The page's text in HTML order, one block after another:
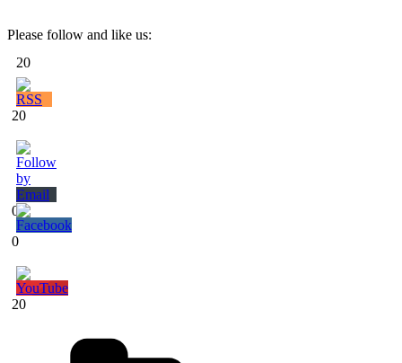
Please follow and like us:
20
20
0
0
20